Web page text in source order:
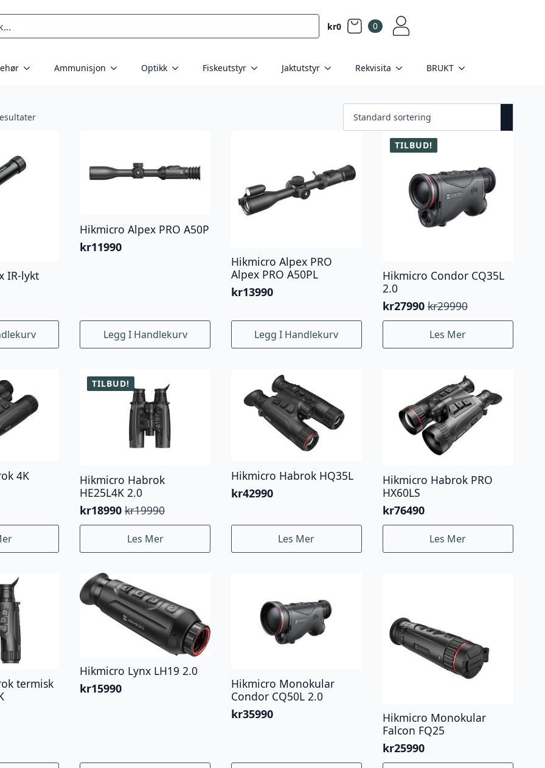
kr0 0
Ammunisjon Optikk Fiskeutstyr Jaktutstyr Rekvisita BRUKT
IR-lykt
Hikmicro Alpex PRO A50P
kr11990
Legg I Handlekurv
Hikmicro Alpex PRO
Alpex PRO A50PL
kr13990
Legg I Handlekurv
TILBUD!
Hikmicro Condor CQ35L
2.0
kr29990
Opprinnelig
pris
kr29990.
kr27990
Nåværende
pris
kr27990.
Les Mer
4K
TILBUD!
Hikmicro Habrok
HE25L4K 2.0
kr19990
Opprinnelig
pris
kr19990.
kr18990
Nåværende
pris
kr18990.
Les Mer
Hikmicro Habrok HQ35L
kr42990
Les Mer
Hikmicro Habrok PRO
HX60LS
kr76490
Les Mer
termisk
Hikmicro Lynx LH19 2.0
kr15990
Hikmicro Monokular
Condor CQ50L 2.0
kr35990
Hikmicro Monokular
Falcon FQ25
kr25990